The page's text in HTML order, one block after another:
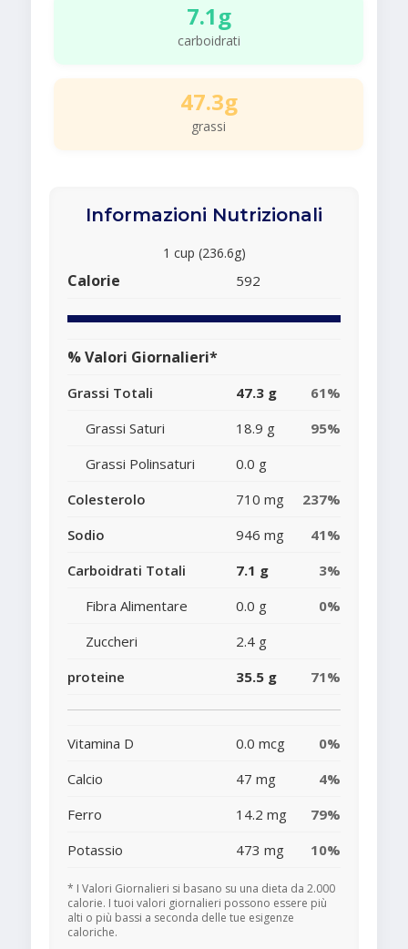
7.1g
carboidrati
47.3g
grassi
Informazioni Nutrizionali
1 cup (236.6g)
Calorie 592
% Valori Giornalieri*
Grassi Totali 47.3 g
61%
Grassi Saturi
18.9 g
95%
Grassi Polinsaturi
0.0 g
Colesterolo
710 mg
237%
Sodio
946 mg
41%
Carboidrati Totali
7.1 g
3%
Fibra Alimentare
0.0 g
0%
Zuccheri
2.4 g
proteine
35.5 g 71%
Vitamina D 0.0 mcg
0%
Calcio
47 mg
4%
Ferro
14.2 mg
79%
Potassio
473 mg 10%
* I Valori Giornalieri si basano su una dieta da 2.000
calorie. I tuoi valori giornalieri possono essere più
alti o più bassi a seconda delle tue esigenze
caloriche.